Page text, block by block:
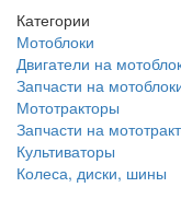
Категории
Мотоблоки
Двигатели на
Запчасти на
Мототракторы
Запчасти на
Культиваторы
Колеса, диски, шины